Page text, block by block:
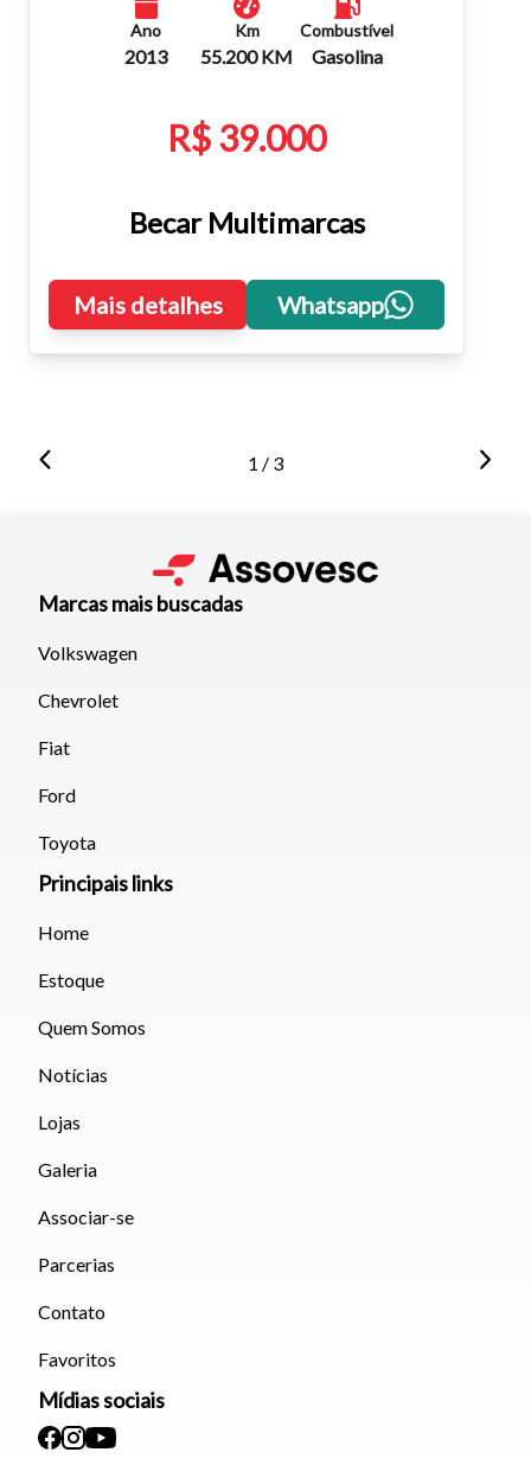
Ano
2013
Km
55.200 KM
Combustível
Gasolina
R$ 39.000
Becar Multimarcas
Mais detalhes Whatsapp
1 / 3
Marcas mais buscadas
Volkswagen
Chevrolet
Fiat
Ford
Toyota
Principais links
Home
Estoque
Quem Somos
Notícias
Lojas
Galeria
Associar-se
Parcerias
Contato
Favoritos
Mídias sociais